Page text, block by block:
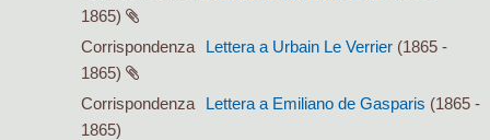
1865)
Corrispondenza
Lettera a Urbain Le Verrier (1865 -
1865)
Corrispondenza
Lettera a Emiliano de Gasparis (1865 -
1865)